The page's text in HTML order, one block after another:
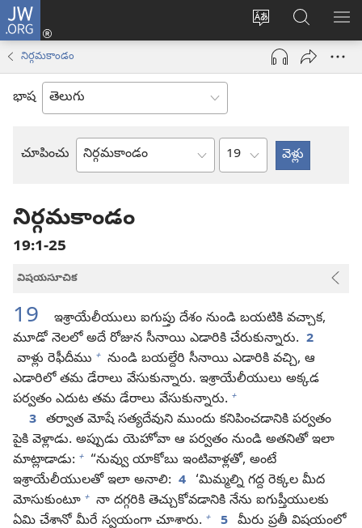
JW.ORG
సైట్
భాష
మార్చండి
లాగిన్
(కొత్త
ఓపెన్‌
JW.ORGలో
వెదకండి
నిర్గమకాండం
భాష
చూపించు
బైబిలు
అధ్యాయం
నిర్గమకాండం
19:1-25
విషయసూచిక
19
ఇశ్రాయేలీయులు ఐగుప్తు దేశం నుండి బయటికి వచ్చాక,
మూడో నెలలో అదే రోజున సీనాయి ఎడారికి చేరుకున్నారు. 2
వాళ్లు రెఫీదీము + నుండి బయల్దేరి సీనాయి ఎడారికి వచ్చి, ఆ
ఎడారిలో తమ డేరాలు వేసుకున్నారు. ఇశ్రాయేలీయులు అక్కడ
పర్వతం ఎదుట తమ డేరాలు వేసుకున్నారు. +
3 తర్వాత మోషే సత్యదేవుని ముందు కనిపించడానికి పర్వతం
పైకి వెళ్లాడు. అప్పుడు యెహోవా ఆ పర్వతం నుండి అతనితో ఇలా
మాట్లాడాడు: +
“నువ్వు యాకోబు ఇంటివాళ్లతో, అంటే
ఇశ్రాయేలీయులతో ఇలా అనాలి: 4 ‘మిమ్మల్ని గద్ద రెక్కల మీద
మోసుకుంటూ + నా దగ్గరికి తెచ్చుకోవడానికి నేను ఐగుప్తీయులకు
ఏమి చేశానో మీరే స్వయంగా చూశారు. + 5 మీరు ప్రతీ విషయంలో